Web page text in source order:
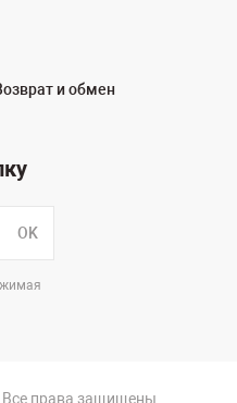
и обмен
OK
права защищены.